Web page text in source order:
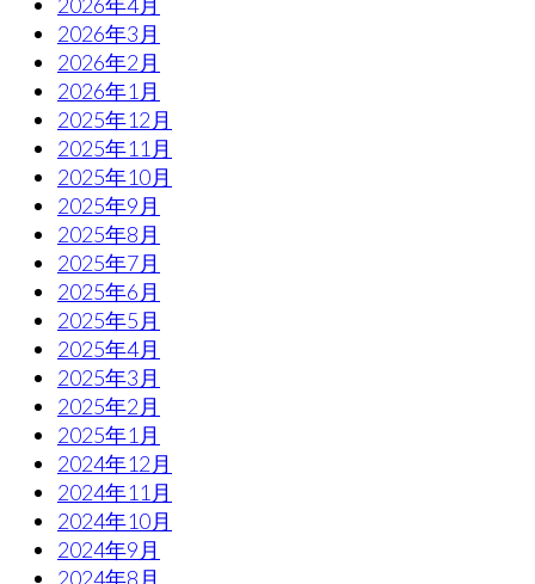
2026年3月
2026年2月
2026年1月
2025年12月
2025年11月
2025年10月
2025年9月
2025年8月
2025年7月
2025年6月
2025年5月
2025年4月
2025年3月
2025年2月
2025年1月
2024年12月
2024年11月
2024年10月
2024年9月
2024年8月